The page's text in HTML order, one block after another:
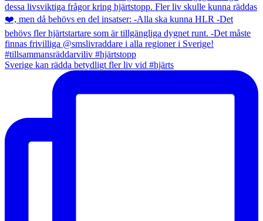
Sverige kan rädda betydligt fler liv vid #hjärts